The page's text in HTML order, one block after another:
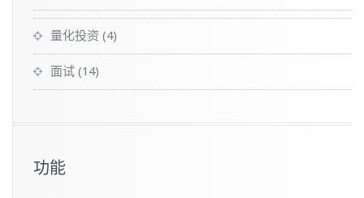
量化投资 (4)
面试 (14)
功能